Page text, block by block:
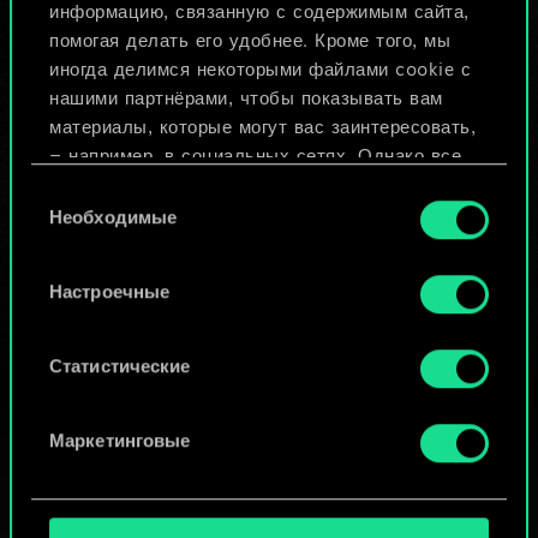
информацию, связанную с содержимым сайта,
помогая делать его удобнее. Кроме того, мы
иногда делимся некоторыми файлами cookie с
нашими партнёрами, чтобы показывать вам
материалы, которые могут вас заинтересовать,
— например, в социальных сетях. Однако все
разрешения.
Найти подробную информацию о том, как мы
используем ваши файлы cookie, и изменить
«Настройки» ниже.
согласия
Необходимые
Настроечные
Статистические
Маркетинговые
Назвать колоду и описать её
Изменить колоду
ИЛИ
Просмотреть колоды